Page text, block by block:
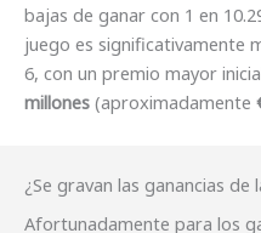
bajas de ganar con 1 en
juego es significativamente
6, con un premio mayor
millones (aproximadamente
¿Se gravan las ganancias de
Afortunadamente para los